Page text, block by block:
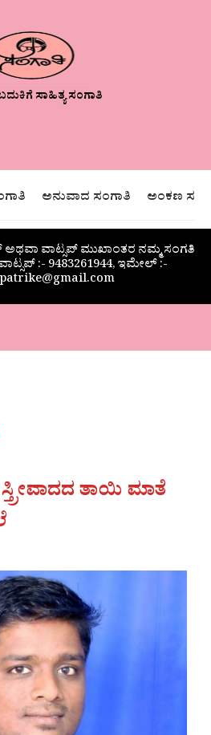
ಸಾಹಿತ್ಯ ಸಂಗಾತಿ
ಅನುವಾದ ಸಂಗಾತಿ ಅಂಕಣ
ವಾಟ್ಸಪ್ ಮುಖಾಂತರ ನಮ್ಮ ಸಂಗತಿ
:- 9483261944, ಇಮೇಲ್ :-
ತಾಯಿ ಮಾತೆ